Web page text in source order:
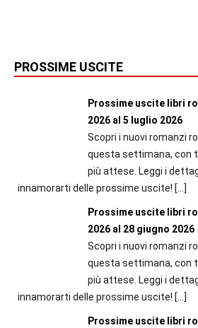
PROSSIME USCITE
Prossime uscite libri
2026 al 5 luglio 2026
Scopri i nuovi romanzi
questa settimana, con
più attese. Leggi i
innamorarti delle prossime uscite! […]
Prossime uscite libri
2026 al 28 giugno 2026
Scopri i nuovi romanzi
questa settimana, con
più attese. Leggi i
innamorarti delle prossime uscite! […]
Prossime uscite libri